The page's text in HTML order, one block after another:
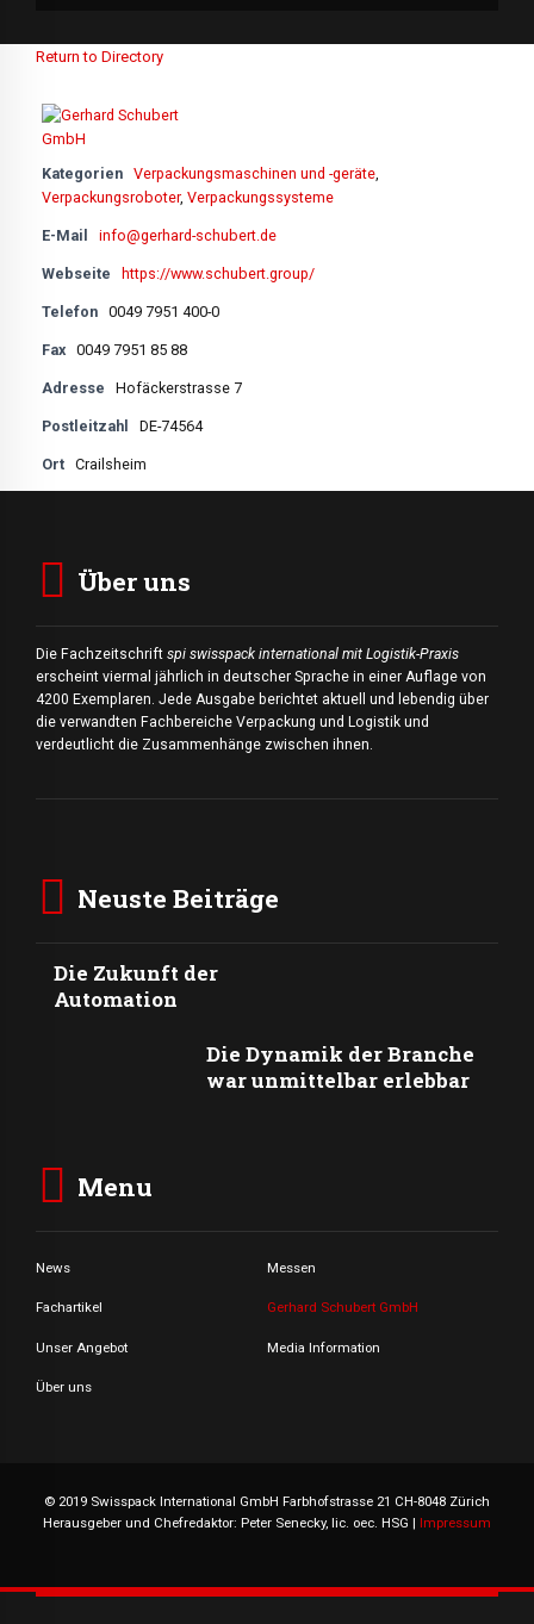
Return to Directory
Kategorien Verpackungsmaschinen und -geräte,
Verpackungsroboter, Verpackungssysteme
E-Mail info@gerhard-schubert.de
Webseite https://www.schubert.group/
Telefon 0049 7951 400-0
Fax 0049 7951 85 88
Adresse Hofäckerstrasse 7
Postleitzahl DE-74564
Ort Crailsheim
Über uns
Die Fachzeitschrift spi swisspack international mit Logistik-Praxis
erscheint viermal jährlich in deutscher Sprache in einer Auflage von
4200 Exemplaren. Jede Ausgabe berichtet aktuell und lebendig über
die verwandten Fachbereiche Verpackung und Logistik und
verdeutlicht die Zusammenhänge zwischen ihnen.
Neuste Beiträge
Die Zukunft der
Automation
Die Dynamik der Branche
war unmittelbar erlebbar
Menu
News Messen
Fachartikel Gerhard Schubert GmbH
Unser Angebot Media Information
Über uns
© 2019 Swisspack International GmbH Farbhofstrasse 21 CH-8048 Zürich
Herausgeber und Chefredaktor: Peter Senecky, lic. oec. HSG | Impressum